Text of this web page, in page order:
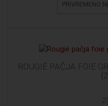
PRIVREMENO
ROUGIÉ PAČJA FOIE